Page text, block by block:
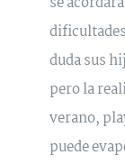
duda sus
pero la
verano,
puede